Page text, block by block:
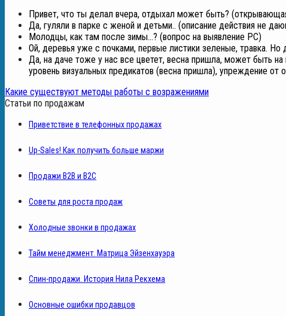
Привет, что ты делал вчера, отдыхал может быть?
Да, гуляли в парке с женой и детьми.. (описание действия не
Молодцы, как там после зимы…? (вопрос на выявление РС)
Ой, деревья уже с почками, первые листики зеленые, травка. Но
Да, на даче тоже у нас все цветет, весна пришла, может быть
уровень визуальных предикатов (весна пришла), упреждение от
Какие существуют методы работы с возражениями
Статьи по продажам
Приветствие в телефонных продажах
Up-Sales! Как получить больше маржи
Продажи B2B и B2C
Советы для роста продаж
Холодные звонки в продажах
Тайм менеджмент. Матрица Эйзенхауэра
Спин-продажи. История Нила Рекхема
Основные ошибки продавцов